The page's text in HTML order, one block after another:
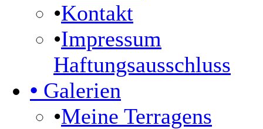
•Kontakt
•Impressum
Haftungsausschluss
• Galerien
•Meine Terragens